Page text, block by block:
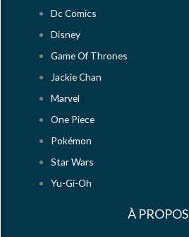
Dc Comics
Disney
Game Of Thrones
Jackie Chan
Marvel
One Piece
Pokémon
Star Wars
Yu-Gi-Oh
À PROPOS